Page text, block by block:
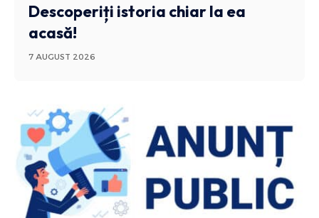
Descoperiți istoria chiar la ea
acasă!
7 AUGUST 2026